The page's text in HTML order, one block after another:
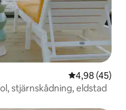
4,98 av 5 i
4,98 (45)
stjärnskådning, eldstad